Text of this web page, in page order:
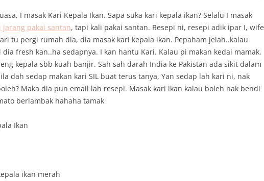
I masak Kari Kepala Ikan. Sapa suka kari kepala ikan? Selalu I masak
jarang pakai santan, tapi kali pakai santan. Resepi ni, resepi adik ipar I, wife
tu pergi rumah dia, dia masak kari kepala ikan. Pepaham jelah..kalau
dia fresh kan..ha sedapnya. I kan hantu Kari. Kalau pi makan kedai mamak,
kepala sbb kuah banjir. Sah sah darah India ke Pakistan ada sikit dalam
dah sedap makan kari SIL buat terus tanya, Yan sedap lah kari ni, nak
Maka dia pun email lah resepi. Masak kari ikan kalau boleh nak bendi
berlambak hahaha tamak
Ikan
ikan merah